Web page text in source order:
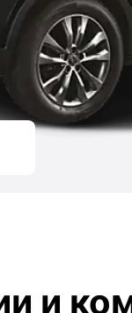
и